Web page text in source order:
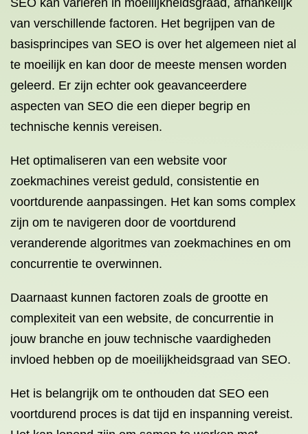
SEO kan variëren in moeilijkheidsgraad, afhankelijk
van verschillende factoren. Het begrijpen van de
basisprincipes van SEO is over het algemeen niet al
te moeilijk en kan door de meeste mensen worden
geleerd. Er zijn echter ook geavanceerdere
aspecten van SEO die een dieper begrip en
technische kennis vereisen.
Het optimaliseren van een website voor
zoekmachines vereist geduld, consistentie en
voortdurende aanpassingen. Het kan soms complex
zijn om te navigeren door de voortdurend
veranderende algoritmes van zoekmachines en om
concurrentie te overwinnen.
Daarnaast kunnen factoren zoals de grootte en
complexiteit van een website, de concurrentie in
jouw branche en jouw technische vaardigheden
invloed hebben op de moeilijkheidsgraad van SEO.
Het is belangrijk om te onthouden dat SEO een
voortdurend proces is dat tijd en inspanning vereist.